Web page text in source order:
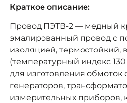
Краткое описание:
Провод ПЭТВ-2 — медный
эмалированный провод с
изоляцией, термостойкий,
(температурный индекс
для изготовления обмоток
генераторов,
измерительных приборов,